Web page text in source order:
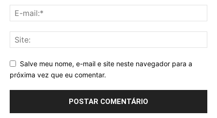
Salve meu nome, e-mail e site neste navegador para a
próxima vez que eu comentar.